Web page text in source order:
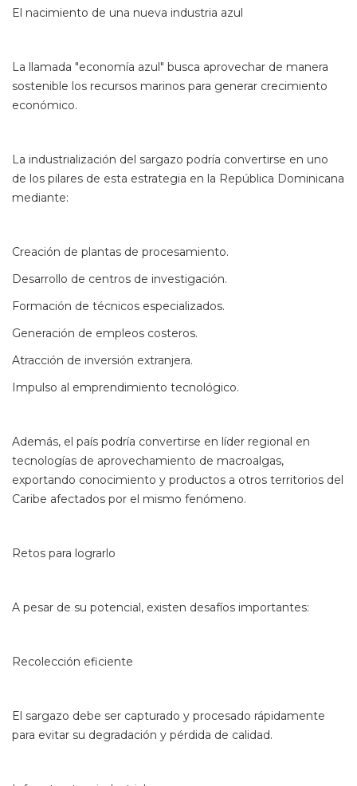
El nacimiento de una nueva industria azul
La llamada "economía azul" busca aprovechar de manera
sostenible los recursos marinos para generar crecimiento
económico.
La industrialización del sargazo podría convertirse en uno
de los pilares de esta estrategia en la República Dominicana
mediante:
Creación de plantas de procesamiento.
Desarrollo de centros de investigación.
Formación de técnicos especializados.
Generación de empleos costeros.
Atracción de inversión extranjera.
Impulso al emprendimiento tecnológico.
Además, el país podría convertirse en líder regional en
tecnologías de aprovechamiento de macroalgas,
exportando conocimiento y productos a otros territorios del
Caribe afectados por el mismo fenómeno.
Retos para lograrlo
A pesar de su potencial, existen desafíos importantes:
Recolección eficiente
El sargazo debe ser capturado y procesado rápidamente
para evitar su degradación y pérdida de calidad.